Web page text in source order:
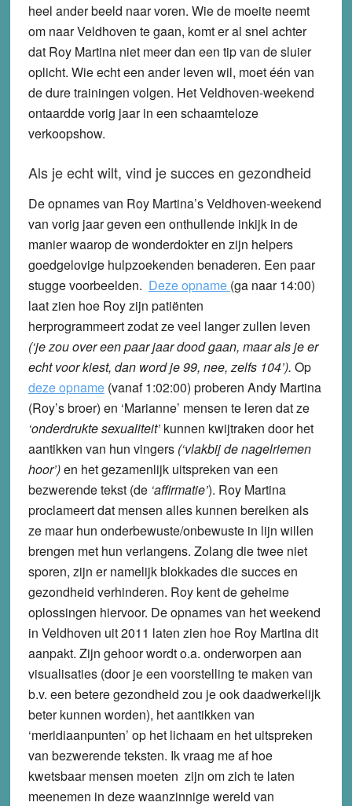
heel ander beeld naar voren. Wie de moeite neemt
om naar Veldhoven te gaan, komt er al snel achter
dat Roy Martina niet meer dan een tip van de sluier
oplicht. Wie echt een ander leven wil, moet één van
de dure trainingen volgen. Het Veldhoven-weekend
ontaardde vorig jaar in een schaamteloze
verkoopshow.
Als je echt wilt, vind je succes en gezondheid
De opnames van Roy Martina’s Veldhoven-weekend
van vorig jaar geven een onthullende inkijk in de
manier waarop de wonderdokter en zijn helpers
goedgelovige hulpzoekenden benaderen. Een paar
stugge voorbeelden. Deze opname (ga naar 14:00)
laat zien hoe Roy zijn patiënten
herprogrammeert zodat ze veel langer zullen leven
(‘je zou over een paar jaar dood gaan, maar als je er
echt voor kiest, dan word je 99, nee, zelfs 104’). Op
deze opname (vanaf 1:02:00) proberen Andy Martina
(Roy’s broer) en ‘Marianne’ mensen te leren dat ze
‘onderdrukte sexualiteit’ kunnen kwijtraken door het
aantikken van hun vingers (‘vlakbij de nagelriemen
hoor’)en het gezamenlijk uitspreken van een
bezwerende tekst (de ‘affirmatie’). Roy Martina
proclameert dat mensen alles kunnen bereiken als
ze maar hun onderbewuste/onbewuste in lijn willen
brengen met hun verlangens. Zolang die twee niet
sporen, zijn er namelijk blokkades die succes en
gezondheid verhinderen. Roy kent de geheime
oplossingen hiervoor. De opnames van het weekend
in Veldhoven uit 2011 laten zien hoe Roy Martina dit
aanpakt. Zijn gehoor wordt o.a. onderworpen aan
visualisaties (door je een voorstelling te maken van
b.v. een betere gezondheid zou je ook daadwerkelijk
beter kunnen worden), het aantikken van
‘meridiaanpunten’ op het lichaam en het uitspreken
van bezwerende teksten. Ik vraag me af hoe
kwetsbaar mensen moeten zijn om zich te laten
meenemen in deze waanzinnige wereld van